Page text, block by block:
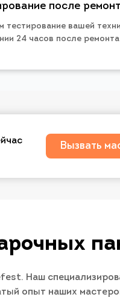
после
тестирование вашей
24 часов после ремонта
Вызвать
Наш
опыт наших